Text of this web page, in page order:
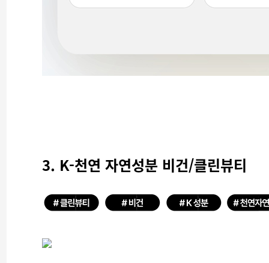
3. K-천연 자연성분 비건/클린뷰티